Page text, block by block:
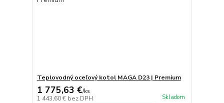
Teplovodný oceľový kotol MAGA D23 | Premium
1 775,63 €/ks
1 443,60 € bez DPH Skladom